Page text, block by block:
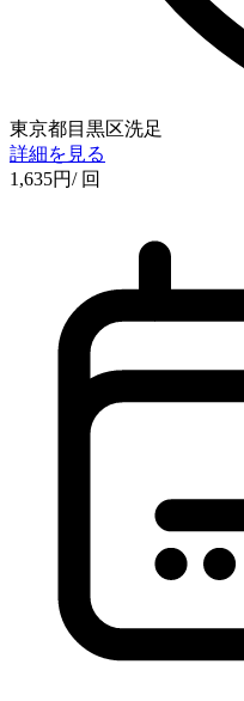
東京都目黒区洗足
詳細を見る
1,635円/ 回